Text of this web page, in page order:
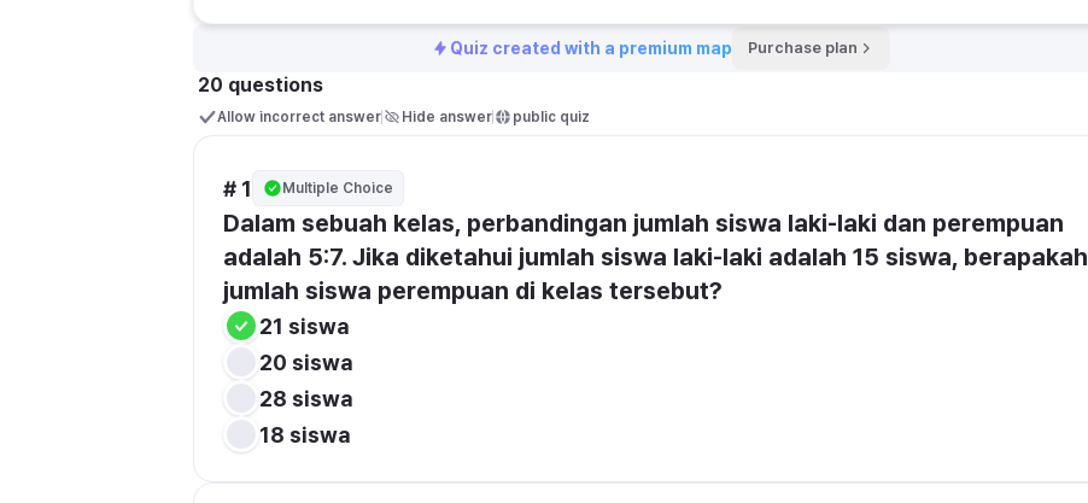
Quiz created with a premium map Purchase plan
20 questions
Allow incorrect answer Hide answer public quiz
# 1 Multiple Choice
Dalam sebuah kelas, perbandingan jumlah siswa laki-laki dan perempuan
adalah 5:7. Jika diketahui jumlah siswa laki-laki adalah 15 siswa, berapakah
jumlah siswa perempuan di kelas tersebut?
21 siswa
20 siswa
28 siswa
18 siswa